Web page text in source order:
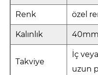
Renk özel
Kalınlık
Takviye
İç
uzun